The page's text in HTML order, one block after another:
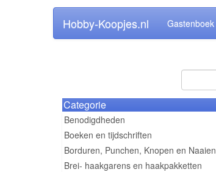
Hobby-Koopjes.nl Gastenboek
Categorie
Benodigdheden
Boeken en tijdschriften
Borduren, Punchen, Knopen en Naaien
Brei- haakgarens en haakpakketten